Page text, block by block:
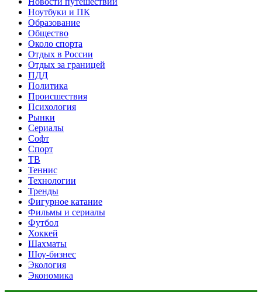
Ноутбуки и ПК
Образование
Общество
Около спорта
Отдых в России
Отдых за границей
ПДД
Политика
Происшествия
Психология
Рынки
Сериалы
Софт
Спорт
ТВ
Теннис
Технологии
Тренды
Фигурное катание
Фильмы и сериалы
Футбол
Хоккей
Шахматы
Шоу-бизнес
Экология
Экономика